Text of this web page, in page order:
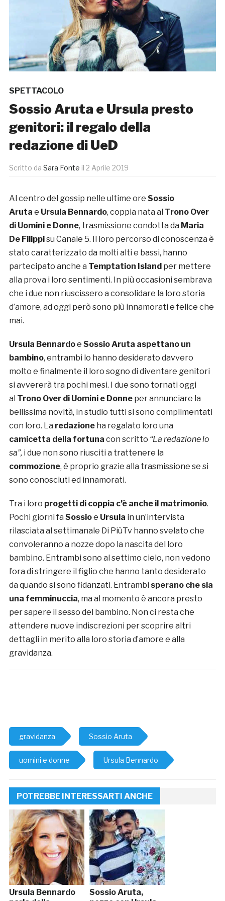
SPETTACOLO
Sossio Aruta e Ursula presto
genitori: il regalo della
redazione di UeD
Scritto da Sara Fonte il 2 Aprile 2019
Al centro del gossip nelle ultime ore Sossio
Aruta e Ursula Bennardo, coppia nata al Trono Over
di Uomini e Donne, trasmissione condotta da Maria
De Filippisu Canale 5. Il loro percorso di conoscenza è
stato caratterizzato da molti alti e bassi, hanno
partecipato anche a Temptation Island per mettere
alla prova i loro sentimenti. In più occasioni sembrava
che i due non riuscissero a consolidare la loro storia
d’amore, ad oggi però sono più innamorati e felice che
mai.
Ursula Bennardoe Sossio Aruta aspettano un
bambino, entrambi lo hanno desiderato davvero
molto e finalmente il loro sogno di diventare genitori
si avvererà tra pochi mesi. I due sono tornati oggi
al Trono Over di Uomini e Donneper annunciare la
bellissima novità, in studio tutti si sono complimentati
con loro. La redazioneha regalato loro una
camicetta della fortuna con scritto “La redazione lo
sa”, i due non sono riusciti a trattenere la
commozione, è proprio grazie alla trasmissione se si
sono conosciuti ed innamorati.
Tra i loro progetti di coppia c’è anche il matrimonio.
Pochi giorni fa Sossioe Ursula in un’intervista
rilasciata al settimanale Di PiùTv hanno svelato che
convoleranno a nozze dopo la nascita del loro
bambino. Entrambi sono al settimo cielo, non vedono
l’ora di stringere il figlio che hanno tanto desiderato
da quando si sono fidanzati. Entrambi sperano che sia
una femminuccia, ma al momento è ancora presto
per sapere il sesso del bambino. Non ci resta che
attendere nuove indiscrezioni per scoprire altri
dettagli in merito alla loro storia d’amore e alla
gravidanza.
gravidanza Sossio Aruta
uomini e donne Ursula Bennardo
POTREBBE INTERESSARTI ANCHE
Ursula Bennardo
Sossio Aruta,